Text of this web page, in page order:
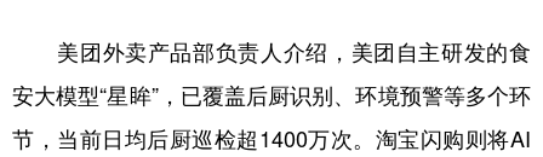
美团外卖产品部负责人介绍，美团自主研发的食
安大模型“星眸”，已覆盖后厨识别、环境预警等多个环
节，当前日均后厨巡检超1400万次。淘宝闪购则将AI